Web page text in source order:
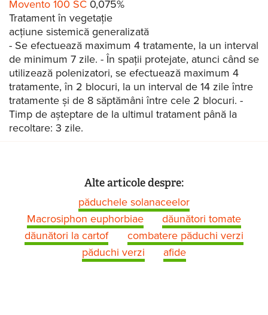
Movento 100 SC 0,075%
Tratament în vegetație
acțiune sistemică generalizată
- Se efectuează maximum 4 tratamente, la un interval
de minimum 7 zile. - În spații protejate, atunci când se
utilizează polenizatori, se efectuează maximum 4
tratamente, în 2 blocuri, la un interval de 14 zile între
tratamente și de 8 săptămâni între cele 2 blocuri. -
Timp de așteptare de la ultimul tratament până la
recoltare: 3 zile.
Alte articole despre:
păduchele solanaceelor
Macrosiphon euphorbiae
dăunători tomate
dăunători la cartof
combatere păduchi verzi
păduchi verzi
afide